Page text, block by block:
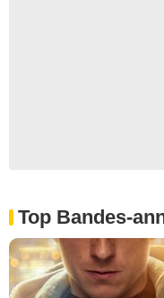
Top Bandes-